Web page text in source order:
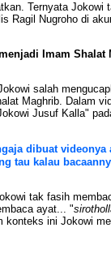
Ternyata Jokowi
Ragil Nugroho di
Imam Shalat
salah
Maghrib. Dalam
Jusuf Kalla"
dibuat videonya
tau kalau
tak fasih
ayat... "
konteks ini Jokowi